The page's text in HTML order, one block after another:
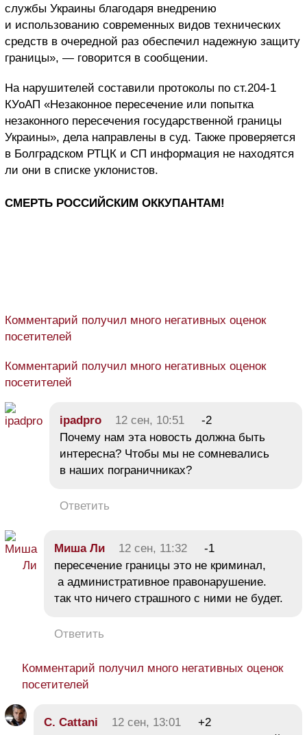
службы Украины благодаря внедрению
и использованию современных видов технических
средств в очередной раз обеспечил надежную защиту
границы», — говорится в сообщении.
На нарушителей составили протоколы по ст.204-1
КУоАП «Незаконное пересечение или попытка
незаконного пересечения государственной границы
Украины», дела направлены в суд. Также проверяется
в Болградском РТЦК и СП информация не находятся
ли они в списке уклонистов.
СМЕРТЬ РОССИЙСКИМ ОККУПАНТАМ!
Комментарий получил много негативных оценок
посетителей
Комментарий получил много негативных оценок
посетителей
ipadpro 12 сен, 10:51
-2
Почему нам эта новость должна быть
интересна? Чтобы мы не сомневались
в наших пограничниках?
Ответить
Миша Ли 12 сен, 11:32
-1
пересечение границы это не криминал,
а административное правонарушение.
так что ничего страшного с ними не будет.
Ответить
Комментарий получил много негативных оценок
посетителей
C. Cattani 12 сен, 13:01
+2